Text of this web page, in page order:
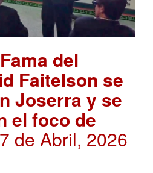
del
Faitelson se
Joserra y se
el foco de
de Abril, 2026